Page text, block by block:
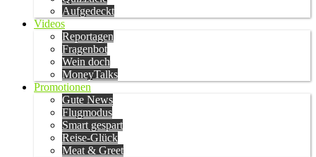
Aufgedeckt
Videos
Reportagen
Fragenbot
Wein doch
MoneyTalks
Promotionen
Gute News
Flugmodus
Smart gespart
Reise-Glück
Meat & Greet